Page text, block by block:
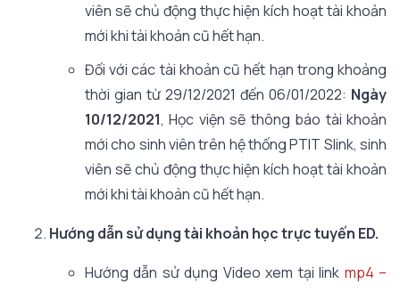
viên sẽ chủ động thực hiện kích hoạt tài khoản
mới khi tài khoản cũ hết hạn.
Đối với các tài khoản cũ hết hạn trong khoảng
thời gian từ 29/12/2021 đến 06/01/2022: Ngày
10/12/2021, Học viện sẽ thông báo tài khoản
mới cho sinh viên trên hệ thống PTIT Slink, sinh
viên sẽ chủ động thực hiện kích hoạt tài khoản
mới khi tài khoản cũ hết hạn.
Hướng dẫn sử dụng tài khoản học trực tuyến ED.
Hướng dẫn sử dụng Video xem tại link mp4 –